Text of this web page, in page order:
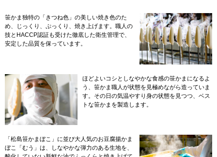
笹かま独特の「きつね色」の美しい焼き色のた
め、じっくり、ぷっくり、焼き上げます。職人の
技とHACCP認証も受けた徹底した衛生管理で、
安定した品質を保っています。
ほどよいコシとしなやかな食感の笹かまになるよ
う、笹かま職人が状態を見極めながら造っていま
す。その日の気温やすり身の状態を見つつ、ベス
トな笹かまを製造します。
「松島笹かまぼこ」に並び大人気のお豆腐揚かま
ぼこ「むう」は、しなやかな弾力のある生地を、